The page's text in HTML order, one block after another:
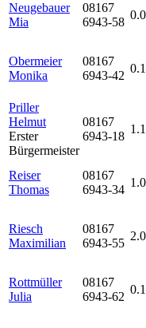
Neugebauer
Mia
08167
6943-58
Obermeier
Monika
08167
6943-42
Priller
Helmut
Erster
Bürgermeister
08167
6943-18
Reiser
Thomas
08167
6943-34
Riesch
Maximilian
08167
6943-55
Rottmüller
Julia
08167
6943-62